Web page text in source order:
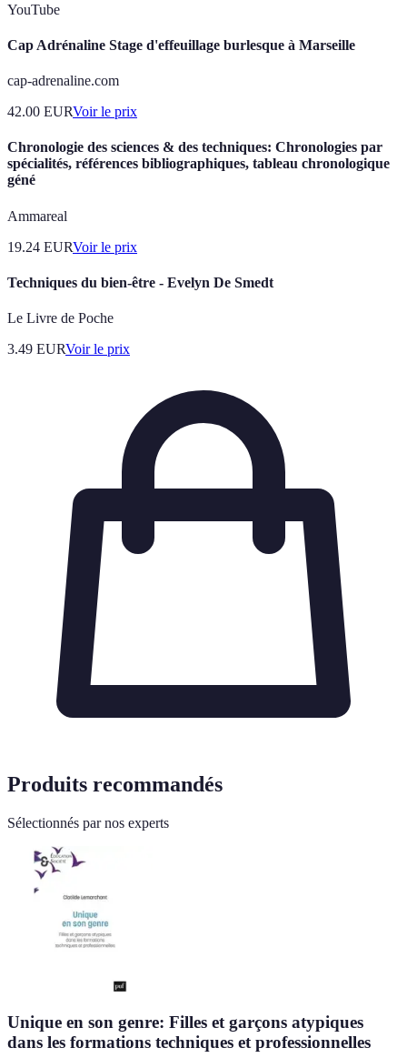
YouTube
Cap Adrénaline Stage d'effeuillage burlesque à Marseille
cap-adrenaline.com
42.00 EURVoir le prix
Chronologie des sciences & des techniques: Chronologies par
spécialités, références bibliographiques, tableau chronologique
géné
Ammareal
19.24 EURVoir le prix
Techniques du bien-être - Evelyn De Smedt
Le Livre de Poche
3.49 EURVoir le prix
Produits recommandés
Sélectionnés par nos experts
Unique en son genre: Filles et garçons atypiques
dans les formations techniques et professionnelles